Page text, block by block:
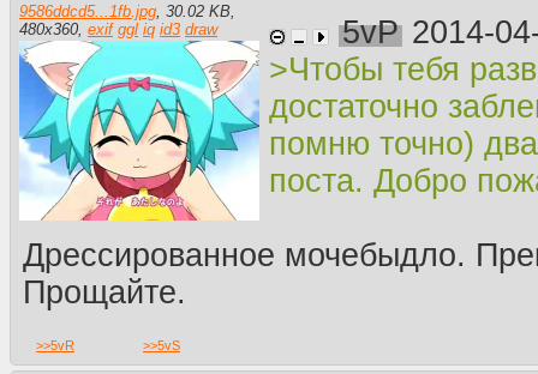
9586ddcd5...1fb.jpg 30.02 KB
480x360 exif ggl iq id3 draw 5vP 2014-
>Чтобы тебя
достаточно
помню точно)
поста. Добро
Дрессированное мочебыдло.
Прощайте.
>>5vR >>5vS